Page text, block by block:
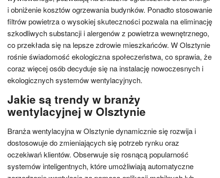
i obniżenie kosztów ogrzewania budynków. Ponadto stosowanie
filtrów powietrza o wysokiej skuteczności pozwala na eliminację
szkodliwych substancji i alergenów z powietrza wewnętrznego,
co przekłada się na lepsze zdrowie mieszkańców. W Olsztynie
rośnie świadomość ekologiczna społeczeństwa, co sprawia, że
coraz więcej osób decyduje się na instalację nowoczesnych i
ekologicznych systemów wentylacyjnych.
Jakie są trendy w branży
wentylacyjnej w Olsztynie
Branża wentylacyjna w Olsztynie dynamicznie się rozwija i
dostosowuje do zmieniających się potrzeb rynku oraz
oczekiwań klientów. Obserwuje się rosnącą popularność
systemów inteligentnych, które umożliwiają automatyczne